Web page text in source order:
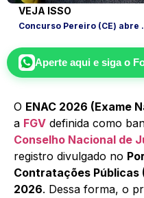
VEJA ISSO
Concurso
Aperte aqui e siga o
O ENAC 2026 (Exame
a FGV definida como
Conselho Nacional de
registro divulgado no
Contratações Públicas
2026. Dessa forma, o